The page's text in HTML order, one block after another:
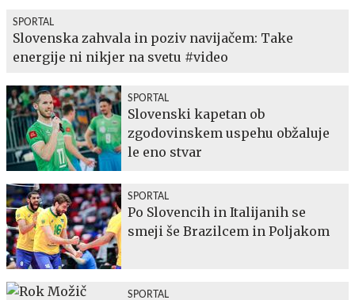
SPORTAL
Slovenska zahvala in poziv navijačem: Take
energije ni nikjer na svetu #video
SPORTAL
Slovenski kapetan ob
zgodovinskem uspehu obžaluje
le eno stvar
SPORTAL
Po Slovencih in Italijanih se
smeji še Brazilcem in Poljakom
SPORTAL